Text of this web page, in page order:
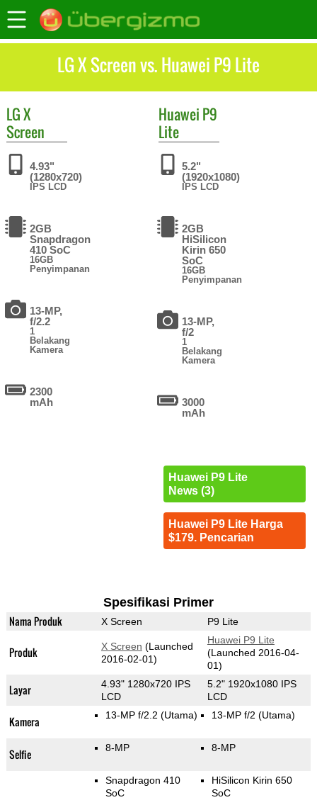
LG X Screen vs. Huawei P9 Lite
LGX
Screen
4.93"
(1280x720)
IPS LCD
2GB
Snapdragon
410 SoC
16GB
Penyimpanan
13-MP,
f/2.2
1
Belakang
Kamera
2300
mAh
Huawei P9
Lite
5.2"
(1920x1080)
IPS LCD
2GB
HiSilicon
Kirin 650
SoC
16GB
Penyimpanan
13-MP,
f/2
1
Belakang
Kamera
3000
mAh
Huawei P9 Lite
News (3)
Huawei P9 Lite Harga
$179. Pencarian
Spesifikasi Primer
Nama Produk X Screen P9 Lite
Produk X Screen (Launched
2016-02-01)
Huawei P9 Lite
(Launched 2016-04-
01)
Layar
4.93" 1280x720 IPS
LCD
5.2" 1920x1080 IPS
LCD
Kamera 13-MP f/2.2 (Utama) 13-MP f/2 (Utama)
Selfie 8-MP 8-MP
Snapdragon 410
SoC
HiSilicon Kirin 650
SoC